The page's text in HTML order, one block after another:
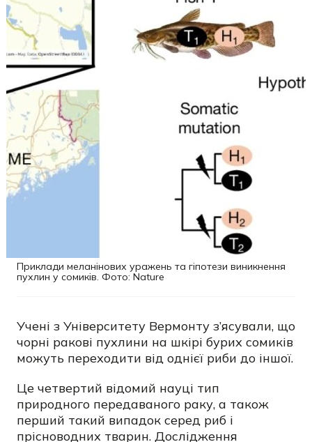
Приклади меланінових уражень та гіпотези виникнення
пухлин у сомиків. Фото: Nature
Учені з Університету Вермонту з’ясували, що
чорні ракові пухлини на шкірі бурих сомиків
можуть переходити від однієї риби до іншої.
Це четвертий відомий науці тип
природного передаваного раку, а також
перший такий випадок серед риб і
прісноводних тварин. Дослідження